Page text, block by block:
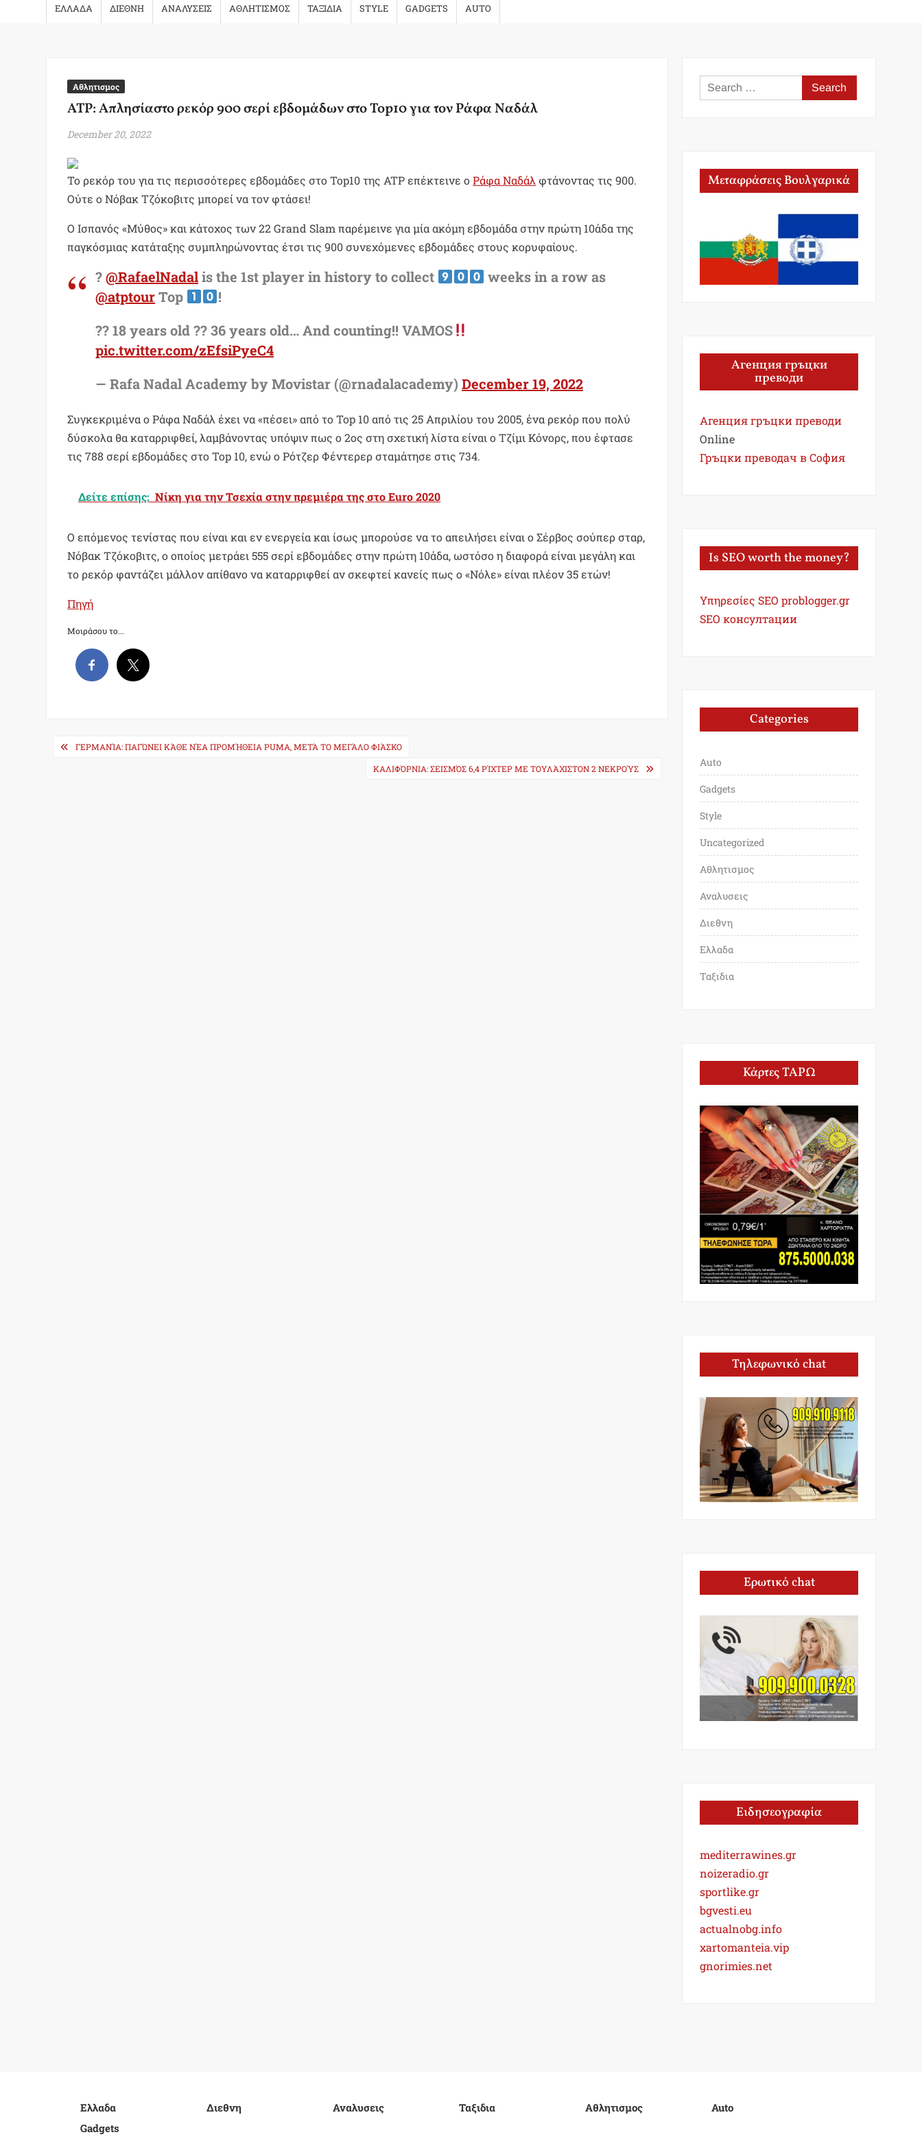
ΕΛΛΑΔΑ ΔΙΕΘΝΗ ΑΝΑΛΥΣΕΙΣ ΑΘΛΗΤΙΣΜΟΣ ΤΑΞΙΔΙΑ STYLE GADGETS AUTO
Αθλητισμος
ATP: Απλησίαστο ρεκόρ 900 σερί εβδομάδων στο Top10 για τον Ράφα Ναδάλ
December 20, 2022
Το ρεκόρ του για τις περισσότερες εβδομάδες στο Top10 της ATP επέκτεινε οΡάφα Ναδάλ φτάνοντας τις 900.
Ούτε ο Νόβακ Τζόκοβιτς μπορεί να τον φτάσει!
O Ισπανός «Μύθος» και κάτοχος των 22 Grand Slam παρέμεινε για μία ακόμη εβδομάδα στην πρώτη 10άδα της
παγκόσμιας κατάταξης συμπληρώνοντας έτσι τις 900 συνεχόμενες εβδομάδες στους κορυφαίους.
?@RafaelNadalis the 1st player in history to collect
weeks in a row as
@atptourTop
!
?? 18 years old ?? 36 years old… And counting!! VAMOS
pic.twitter.com/zEfsiPyeC4
— Rafa Nadal Academy by Movistar (@rnadalacademy)December 19, 2022
Συγκεκριμένα ο Ράφα Ναδάλ έχει να «πέσει» από το Top 10 από τις 25 Απριλίου του 2005, ένα ρεκόρ που πολύ
δύσκολα θα καταρριφθεί, λαμβάνοντας υπόψιν πως ο 2ος στη σχετική λίστα είναι ο Τζίμι Κόνορς, που έφτασε
τις 788 σερί εβδομάδες στο Top 10, ενώ ο Ρότζερ Φέντερερ σταμάτησε στις 734.
Δείτε επίσης: Nίκη για την Τσεχία στην πρεμιέρα της στο Euro 2020
Ο επόμενος τενίστας που είναι και εν ενεργεία και ίσως μπορούσε να το απειλήσει είναι ο Σέρβος σούπερ σταρ,
Νόβακ Τζόκοβιτς, ο οποίος μετράει 555 σερί εβδομάδες στην πρώτη 10άδα, ωστόσο η διαφορά είναι μεγάλη και
το ρεκόρ φαντάζει μάλλον απίθανο να καταρριφθεί αν σκεφτεί κανείς πως ο «Νόλε» είναι πλέον 35 ετών!
Πηγή
Μοιράσου το...
PostΓΕΡΜΑΝΊΑ: ΠΑΓΏΝΕΙ ΚΆΘΕ ΝΈΑ ΠΡΟΜΉΘΕΙΑ PUMA, ΜΕΤΆ ΤΟ ΜΕΓΆΛΟ ΦΙΆΣΚΟ
ΚΑΛΙΦΌΡΝΙΑ: ΣΕΙΣΜΌΣ 6,4 ΡΊΧΤΕΡ ΜΕ ΤΟΥΛΆΧΙΣΤΟΝ 2 ΝΕΚΡΟΎΣ
Search
for:
Μεταφράσεις Βουλγαρικά
Агенция гръцки
преводи
Агенция гръцки преводи
Online
Гръцки преводач в София
Is SEO worth the money?
Υπηρεσίες SEO problogger.gr
SEO консултации
Categories
Auto
Gadgets
Style
Uncategorized
Αθλητισμος
Αναλυσεις
Διεθνη
Ελλαδα
Ταξιδια
Κάρτες ΤΑΡΩ
Τηλεφωνικό chat
Ερωτικό chat
Ειδησεογραφία
mediterrawines.gr
noizeradio.gr
sportlike.gr
bgvesti.eu
actualnobg.info
xartomanteia.vip
gnorimies.net
Ελλαδα Διεθνη Αναλυσεις Ταξιδια Αθλητισμος
Auto
Gadgets